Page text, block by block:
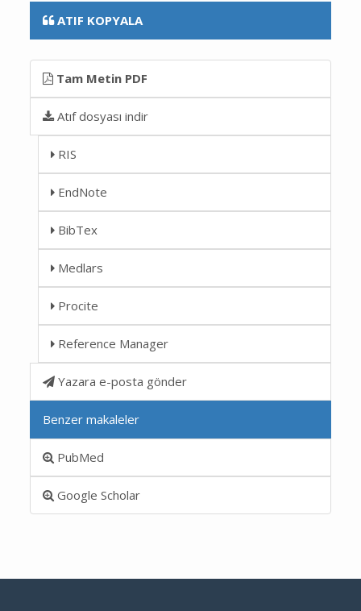
ATIF KOPYALA
Tam Metin PDF
Atıf dosyası indir
RIS
EndNote
BibTex
Medlars
Procite
Reference Manager
Yazara e-posta gönder
Benzer makaleler
PubMed
Google Scholar